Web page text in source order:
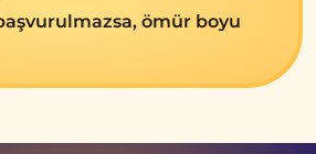
ömür boyu